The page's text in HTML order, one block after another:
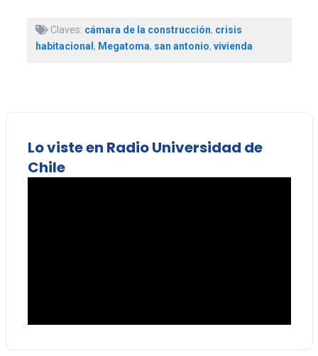
Claves: cámara de la construcción, crisis
habitacional, Megatoma, san antonio, vivienda
Lo viste en Radio Universidad de
Chile